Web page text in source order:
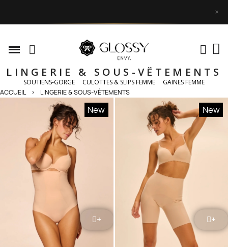
×
LINGERIE & SOUS-VÊTEMENTS
SOUTIENS-GORGE CULOTTES & SLIPS FEMME
GAINES FEMME
ACCUEIL
LINGERIE & SOUS-VÊTEMENTS
New
+
New
+